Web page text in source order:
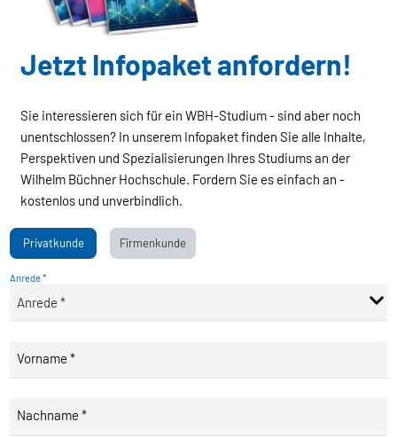
Jetzt Infopaket anfordern!
Sie interessieren sich für ein WBH-Studium - sind aber noch
unentschlossen? In unserem Infopaket finden Sie alle Inhalte,
Perspektiven und Spezialisierungen Ihres Studiums an der
Wilhelm Büchner Hochschule. Fordern Sie es einfach an -
kostenlos und unverbindlich.
Privatkunde Firmenkunde
Anrede *
Vorname *
Nachname *